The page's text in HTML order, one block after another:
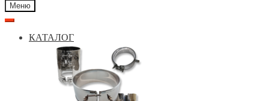
Меню
КАТАЛОГ